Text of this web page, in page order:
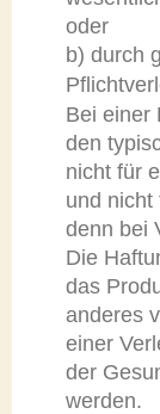
oder
b) durch
Bei einer
den
nicht für
und nicht
denn bei
Die
das
anderes
einer
der
werden.